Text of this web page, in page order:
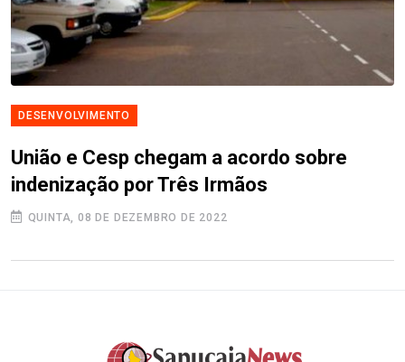
DESENVOLVIMENTO
União e Cesp chegam a acordo sobre
indenização por Três Irmãos
QUINTA, 08 DE DEZEMBRO DE 2022